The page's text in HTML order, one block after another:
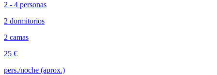
2 - 4 personas
2 dormitorios
2 camas
25 €
pers./noche (aprox.)